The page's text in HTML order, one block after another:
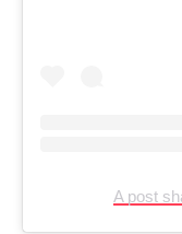
A post